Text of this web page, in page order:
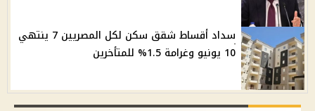
سداد أقساط شقق سكن لكل المصريين 7 ينتهي
10 يونيو وغرامة 1.5% للمتأخرين